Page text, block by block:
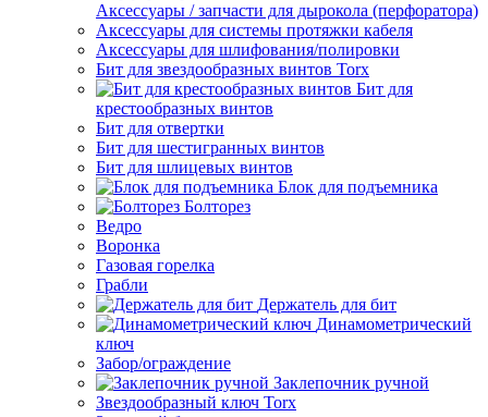
Аксессуары / запчасти для дырокола (перфоратора)
Аксессуары для системы протяжки кабеля
Аксессуары для шлифования/полировки
Бит для звездообразных винтов Torx
Бит для
крестообразных винтов
Бит для отвертки
Бит для шестигранных винтов
Бит для шлицевых винтов
Блок для подъемника
Болторез
Ведро
Воронка
Газовая горелка
Грабли
Держатель для бит
Динамометрический
ключ
Забор/ограждение
Заклепочник ручной
Звездообразный ключ Torx